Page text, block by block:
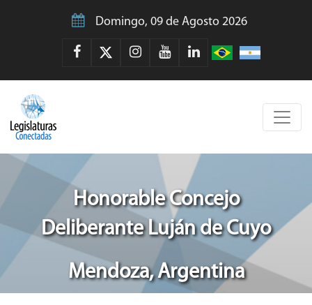
Domingo, 09 de Agosto 2026
Honorable Concejo
Deliberante Luján de Cuyo
Mendoza, Argentina